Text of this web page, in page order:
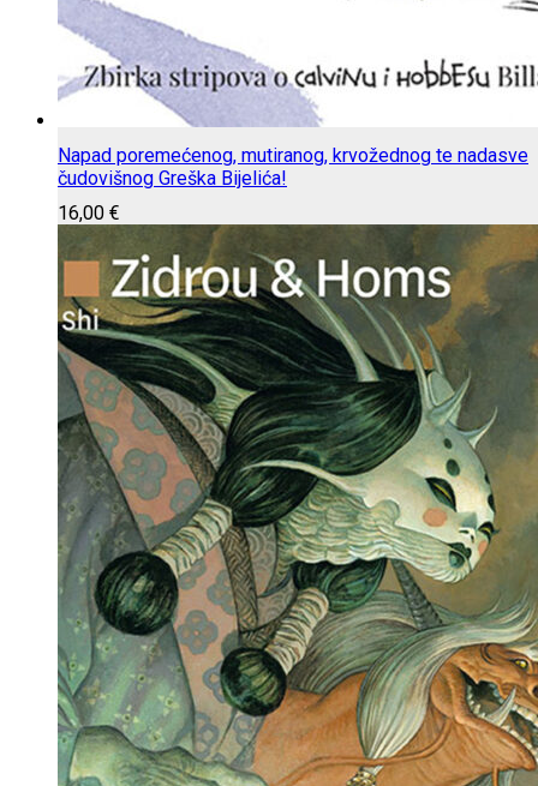
Napad poremećenog, mutiranog, krvožednog te nadasve
čudovišnog Greška Bijelića!
16,00 €